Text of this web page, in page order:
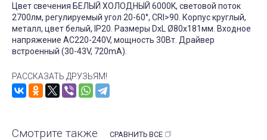
Цвет свечения БЕЛЫЙ ХОЛОДНЫЙ 6000K, световой поток
2700лм, регулируемый угол 20-60°, CRI>90. Корпус круглый,
металл, цвет белый, IP20. Размеры DxL Ø80x181мм. Входное
напряжение AC220-240V, мощность 30Вт. Драйвер
встроенный (30-43V, 720mA).
РАССКАЗАТЬ ДРУЗЬЯМ!
Смотрите также СРАВНИТЬ ВСЕ